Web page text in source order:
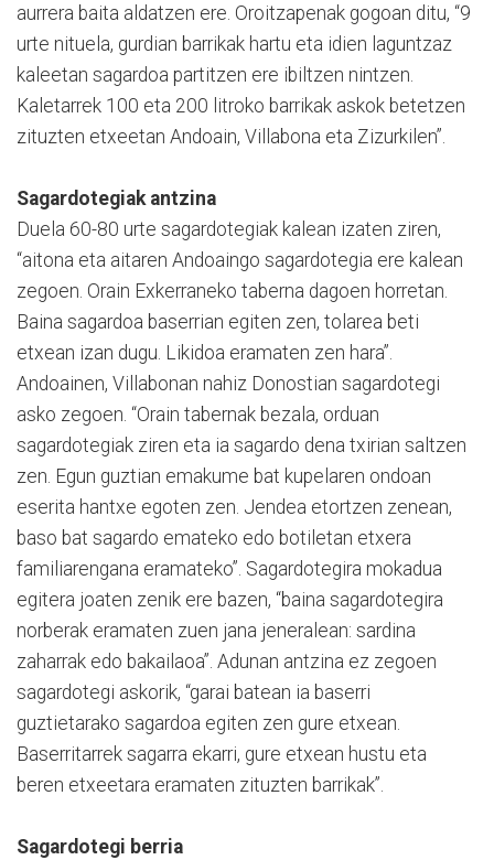
aurrera baita aldatzen ere. Oroitzapenak gogoan ditu, “9
urte nituela, gurdian barrikak hartu eta idien laguntzaz
kaleetan sagardoa partitzen ere ibiltzen nintzen.
Kaletarrek 100 eta 200 litroko barrikak askok betetzen
zituzten etxeetan Andoain, Villabona eta Zizurkilen”.
Sagardotegiak antzina
Duela 60-80 urte sagardotegiak kalean izaten ziren,
“aitona eta aitaren Andoaingo sagardotegia ere kalean
zegoen. Orain Exkerraneko taberna dagoen horretan.
Baina sagardoa baserrian egiten zen, tolarea beti
etxean izan dugu. Likidoa eramaten zen hara”.
Andoainen, Villabonan nahiz Donostian sagardotegi
asko zegoen. “Orain tabernak bezala, orduan
sagardotegiak ziren eta ia sagardo dena txirian saltzen
zen. Egun guztian emakume bat kupelaren ondoan
eserita hantxe egoten zen. Jendea etortzen zenean,
baso bat sagardo emateko edo botiletan etxera
familiarengana eramateko”. Sagardotegira mokadua
egitera joaten zenik ere bazen, “baina sagardotegira
norberak eramaten zuen jana jeneralean: sardina
zaharrak edo bakailaoa”. Adunan antzina ez zegoen
sagardotegi askorik, “garai batean ia baserri
guztietarako sagardoa egiten zen gure etxean.
Baserritarrek sagarra ekarri, gure etxean hustu eta
beren etxeetara eramaten zituzten barrikak”.
Sagardotegi berria